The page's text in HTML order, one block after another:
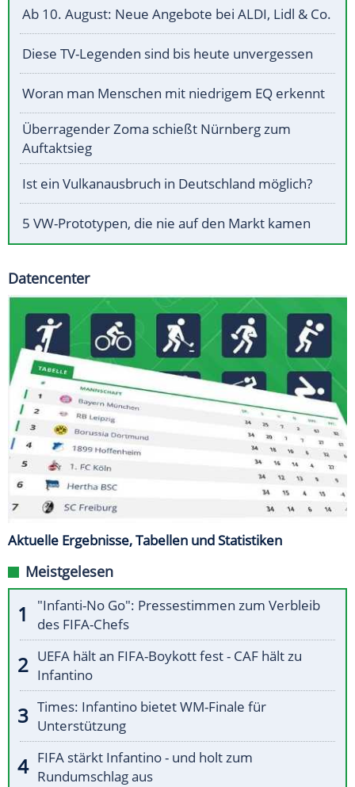
Ab 10. August: Neue Angebote bei ALDI, Lidl & Co.
Diese TV-Legenden sind bis heute unvergessen
Woran man Menschen mit niedrigem EQ erkennt
Überragender Zoma schießt Nürnberg zum
Auftaktsieg
Ist ein Vulkanausbruch in Deutschland möglich?
5 VW-Prototypen, die nie auf den Markt kamen
Datencenter
Aktuelle Ergebnisse, Tabellen und Statistiken
Meistgelesen
"Infanti-No Go": Pressestimmen zum Verbleib
des FIFA-Chefs
UEFA hält an FIFA-Boykott fest - CAF hält zu
Infantino
Times: Infantino bietet WM-Finale für
Unterstützung
FIFA stärkt Infantino - und holt zum
Rundumschlag aus